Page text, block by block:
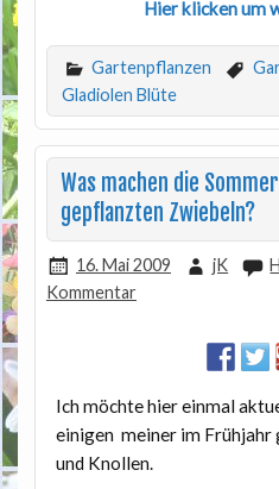
Hier klicken um
Gartenpflanzen
Gladiolen Blüte
Was machen die
gepflanzten Zwiebeln?
16. Mai 2009 jK
Kommentar
Ich möchte hier einmal
einigen meiner im Frühjahr
und Knollen.